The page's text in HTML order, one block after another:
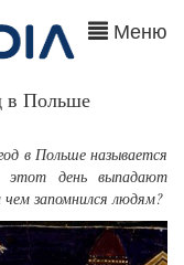
Меню
в Польше
в Польше называется
этот день выпадают
запомнился людям?